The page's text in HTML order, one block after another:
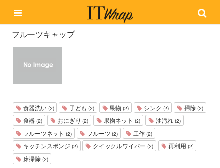
フルーツキャップ
食器洗い (2) 子ども (2) 果物 (2) シンク (2) 掃除 (2)
食器 (2) おにぎり (2) 果物ネット (2) 油汚れ (2)
フルーツネット (2) フルーツ (2) 工作 (2)
キッチンスポンジ (2) クイックルワイパー (2) 再利用 (2)
床掃除 (2)